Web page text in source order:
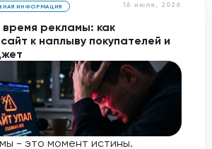
16 июля, 2026
ИНФОРМАЦИЯ
время рекламы: как
к наплыву покупателей и
- это момент истины.